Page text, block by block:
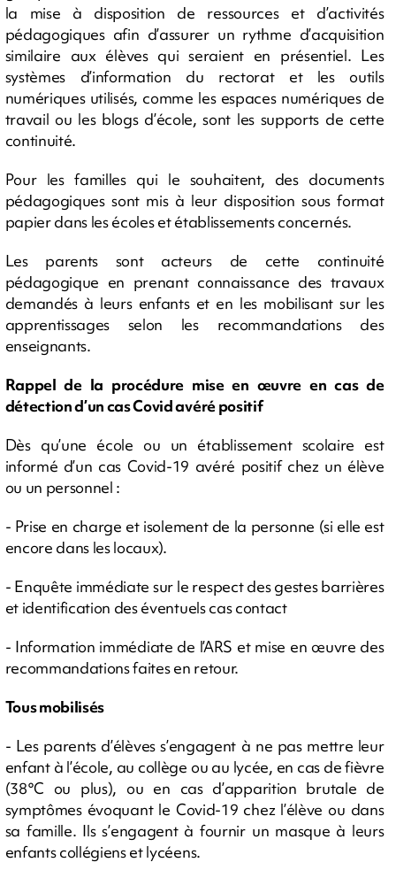
la mise à disposition de ressources et d’activités
pédagogiques afin d’assurer un rythme d’acquisition
similaire aux élèves qui seraient en présentiel. Les
systèmes d’information du rectorat et les outils
numériques utilisés, comme les espaces numériques de
travail ou les blogs d’école, sont les supports de cette
continuité.
Pour les familles qui le souhaitent, des documents
pédagogiques sont mis à leur disposition sous format
papier dans les écoles et établissements concernés.
Les parents sont acteurs de cette continuité
pédagogique en prenant connaissance des travaux
demandés à leurs enfants et en les mobilisant sur les
apprentissages selon les recommandations des
enseignants.
Rappel de la procédure mise en œuvre en cas de
détection d’un cas Covid avéré positif
Dès qu’une école ou un établissement scolaire est
informé d’un cas Covid-19 avéré positif chez un élève
ou un personnel :
- Prise en charge et isolement de la personne (si elle est
encore dans les locaux).
- Enquête immédiate sur le respect des gestes barrières
et identification des éventuels cas contact
- Information immédiate de l’ARS et mise en œuvre des
recommandations faites en retour.
Tous mobilisés
- Les parents d’élèves s’engagent à ne pas mettre leur
enfant à l’école, au collège ou au lycée, en cas de fièvre
(38°C ou plus), ou en cas d’apparition brutale de
symptômes évoquant le Covid-19 chez l’élève ou dans
sa famille. Ils s’engagent à fournir un masque à leurs
enfants collégiens et lycéens.